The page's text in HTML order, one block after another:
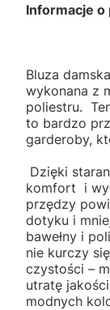
Informacje o
Bluza
wykonana z
poliestru.
to bardzo
garderoby,
Dzięki
komfort i
przędzy
dotyku i
bawełny i
nie kurczy
czystości –
utratę
modnych